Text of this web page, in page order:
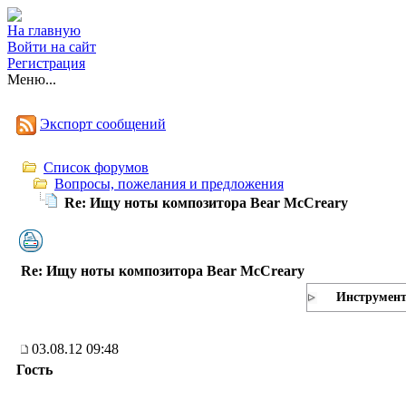
На главную
Войти на сайт
Регистрация
Меню...
Экспорт сообщений
Список форумов
Вопросы, пожелания и предложения
Re: Ищу ноты композитора Bear McCreary
Re: Ищу ноты композитора Bear McCreary
03.08.12 09:48
Гость